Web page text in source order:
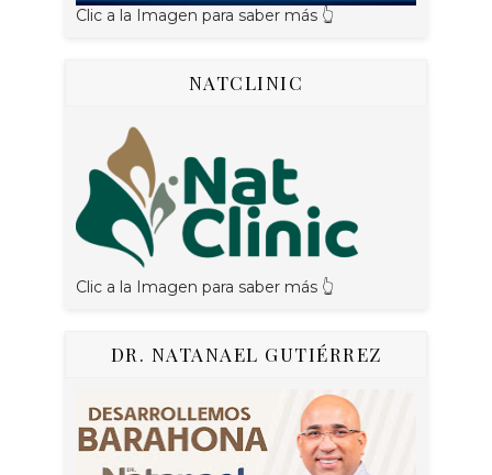
Clic a la Imagen para saber más 👆
NATCLINIC
Clic a la Imagen para saber más 👆
DR. NATANAEL GUTIÉRREZ